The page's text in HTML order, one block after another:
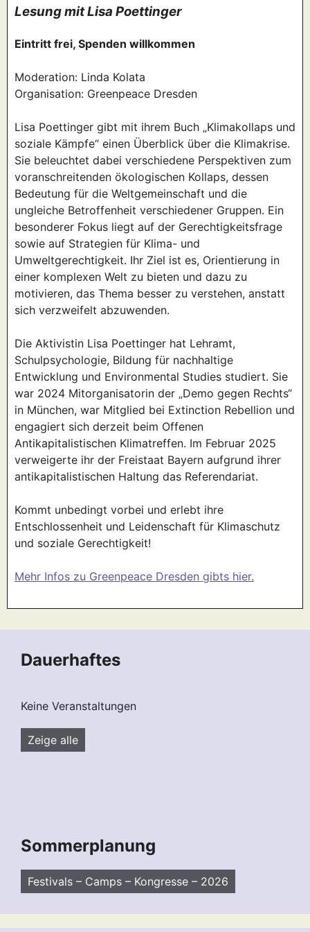
Lesung mit Lisa Poettinger
Eintritt frei, Spenden willkommen
Moderation: Linda Kolata
Organisation: Greenpeace Dresden
Lisa Poettinger gibt mit ihrem Buch „Klimakollaps und
soziale Kämpfe“ einen Überblick über die Klimakrise.
Sie beleuchtet dabei verschiedene Perspektiven zum
voranschreitenden ökologischen Kollaps, dessen
Bedeutung für die Weltgemeinschaft und die
ungleiche Betroffenheit verschiedener Gruppen. Ein
besonderer Fokus liegt auf der Gerechtigkeitsfrage
sowie auf Strategien für Klima- und
Umweltgerechtigkeit. Ihr Ziel ist es, Orientierung in
einer komplexen Welt zu bieten und dazu zu
motivieren, das Thema besser zu verstehen, anstatt
sich verzweifelt abzuwenden.
Die Aktivistin Lisa Poettinger hat Lehramt,
Schulpsychologie, Bildung für nachhaltige
Entwicklung und Environmental Studies studiert. Sie
war 2024 Mitorganisatorin der „Demo gegen Rechts“
in München, war Mitglied bei Extinction Rebellion und
engagiert sich derzeit beim Offenen
Antikapitalistischen Klimatreffen. Im Februar 2025
verweigerte ihr der Freistaat Bayern aufgrund ihrer
antikapitalistischen Haltung das Referendariat.
Kommt unbedingt vorbei und erlebt ihre
Entschlossenheit und Leidenschaft für Klimaschutz
und soziale Gerechtigkeit!
Mehr Infos zu Greenpeace Dresden gibts hier.
Dauerhaftes
Keine Veranstaltungen
Zeige alle
Sommerplanung
Festivals – Camps – Kongresse – 2026